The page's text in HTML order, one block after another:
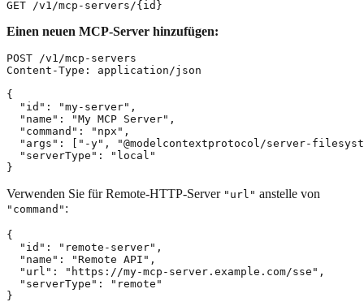
Einen neuen MCP-Server hinzufügen:
POST /v1/mcp-servers
Content-Type: application/json
{
  "id": "my-server",
  "name": "My MCP Server",
  "command": "npx",
"args": ["-y", "@modelcontextprotocol/server-
  "serverType": "local"
Verwenden Sie für Remote-HTTP-Server "url" anstelle von
"command" :
{
  "id": "remote-server",
  "name": "Remote API",
  "url": "https://my-mcp-server.example.com/sse",
  "serverType": "remote"